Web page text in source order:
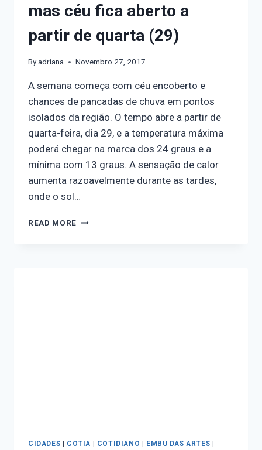
mas céu fica aberto a
partir de quarta (29)
Byadriana Novembro 27, 2017
A semana começa com céu encoberto e
chances de pancadas de chuva em pontos
isolados da região. O tempo abre a partir de
quarta-feira, dia 29, e a temperatura máxima
poderá chegar na marca dos 24 graus e a
mínima com 13 graus. A sensação de calor
aumenta razoavelmente durante as tardes,
onde o sol…
READ MORE
CIDADES COTIA COTIDIANO EMBU DAS ARTES